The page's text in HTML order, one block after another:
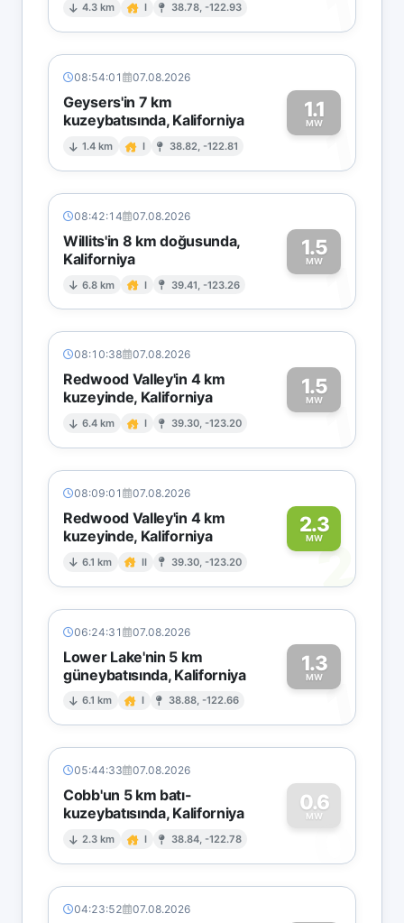
4.3 km I 38.78, -122.93
08:54:01 07.08.2026
Geysers'in 7 km
kuzeybatısında, Kaliforniya
1.4 km I 38.82, -122.81
1.1
MW1
08:42:14 07.08.2026
Willits'in 8 km doğusunda,
Kaliforniya
6.8 km I 39.41, -123.26
1.5
MW1
08:10:38 07.08.2026
Redwood Valley'in 4 km
kuzeyinde, Kaliforniya
6.4 km I 39.30, -123.20
1.5
MW1
08:09:01 07.08.2026
Redwood Valley'in 4 km
kuzeyinde, Kaliforniya
6.1 km II 39.30, -123.20
2.3
MW
2
06:24:31 07.08.2026
Lower Lake'nin 5 km
güneybatısında, Kaliforniya
6.1 km I 38.88, -122.66
1.3
MW1
05:44:33 07.08.2026
Cobb'un 5 km batı-
kuzeybatısında, Kaliforniya
2.3 km I 38.84, -122.78
0.6
MW
0
04:23:52 07.08.2026